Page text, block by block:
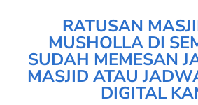
RATUSAN
MUSHOLLA DI
SUDAH MEMESAN
MASJID ATAU
DIGITAL